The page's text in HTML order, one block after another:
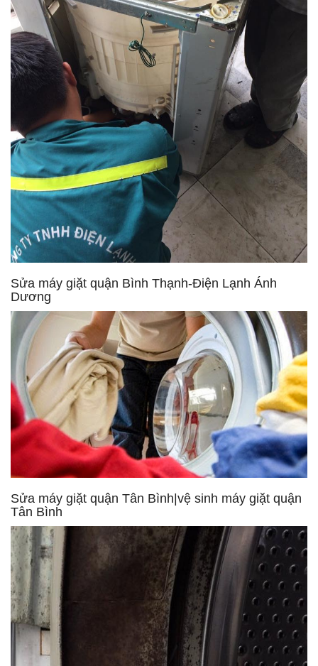
Sửa máy giặt quận Bình Thạnh-Điện Lạnh Ánh
Dương
Sửa máy giặt quận Tân Bình|vệ sinh máy giặt quận
Tân Bình